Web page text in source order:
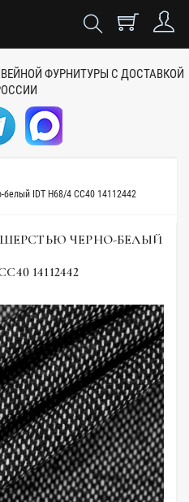
ФУРНИТУРЫ С ДОСТАВКОЙ
IDT H68/4 CC40 14112442
ЧЕРНО-БЕЛЫЙ
14112442